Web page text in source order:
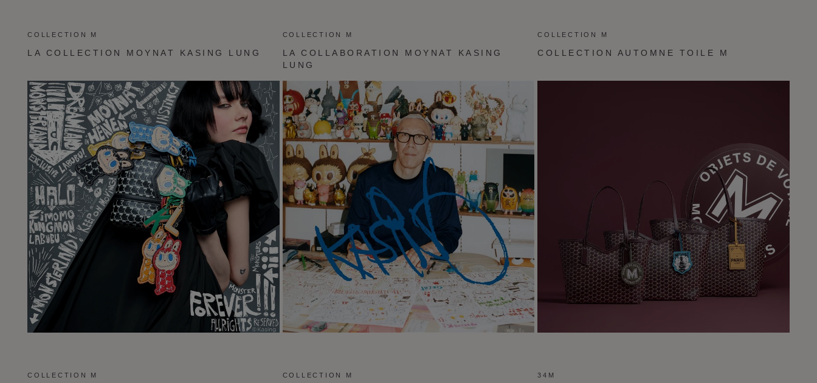
COLLECTION M
LA COLLECTION MOYNAT KASING LUNG
COLLECTION M
LA COLLABORATION MOYNAT KASING
LUNG
COLLECTION M
COLLECTION AUTOMNE TOILE M
COLLECTION M COLLECTION M 34M